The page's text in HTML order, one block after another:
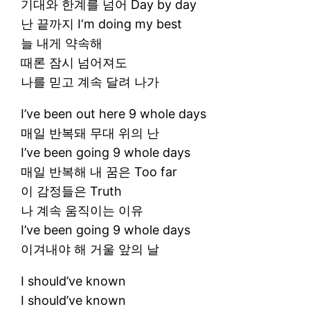
기대와 한계를 넘어 Day by day
난 끝까지 I‘m doing my best
늘 내게 약속해
때론 잠시 넘어져도
나를 믿고 계속 달려 나가
I’ve been out here 9 whole days
매일 반복돼 무대 위의 난
I’ve been going 9 whole days
매일 반복해 내 꿈은 Too far
이 감정들은 Truth
나 계속 움직이는 이유
I’ve been going 9 whole days
이겨내야 해 거울 앞의 날
I should’ve known
I should’ve known